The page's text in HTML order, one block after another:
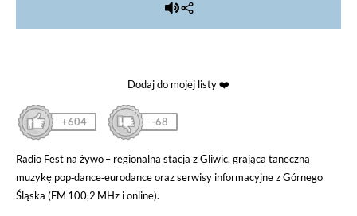
Dodaj do mojej listy ❤️
+604 -68
Radio Fest na żywo – regionalna stacja z Gliwic, grająca taneczną
muzykę pop‑dance‑eurodance oraz serwisy informacyjne z Górnego
Śląska (FM 100,2 MHz i online).